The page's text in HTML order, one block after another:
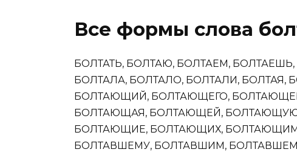
Все формы слова
БОЛТАТЬ, БОЛТАЮ, БОЛТАЕМ,
БОЛТАЛА, БОЛТАЛО, БОЛТАЛИ, БОЛТАЯ,
БОЛТАЮЩИЙ, БОЛТАЮЩЕГО,
БОЛТАЮЩАЯ, БОЛТАЮЩЕЙ,
БОЛТАЮЩИЕ, БОЛТАЮЩИХ,
БОЛТАВШЕМУ, БОЛТАВШИМ,